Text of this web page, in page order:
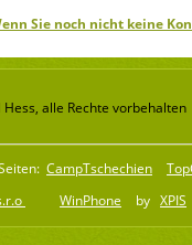
Sie noch nicht keine
alle Rechte vorbehalten
CampTschechien
WinPhone by XPIS